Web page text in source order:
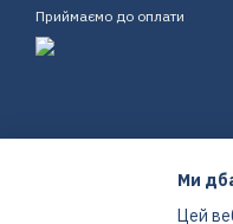
Приймаємо до оплати
Ми
Цей